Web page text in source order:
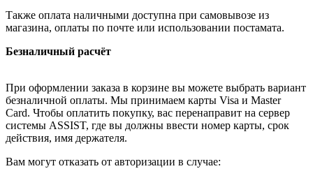
Также оплата наличными доступна при самовывозе из
магазина, оплаты по почте или использовании постамата.
Безналичный расчёт
При оформлении заказа в корзине вы можете выбрать вариант
безналичной оплаты. Мы принимаем карты Visa и Master
Card. Чтобы оплатить покупку, вас перенаправит на сервер
системы ASSIST, где вы должны ввести номер карты, срок
действия, имя держателя.
Вам могут отказать от авторизации в случае: